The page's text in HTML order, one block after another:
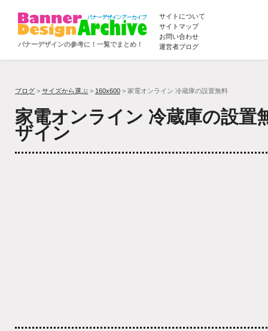
バナーデザインの参考に！一覧でまとめ！
サイトについて
サイトマップ
お問い合わせ
運営者ブログ
ブログ > サイズから選ぶ > 160x600 > 家電オンライン 冷蔵庫の設置無料
家電オンライン 冷蔵庫の設置
ザイン